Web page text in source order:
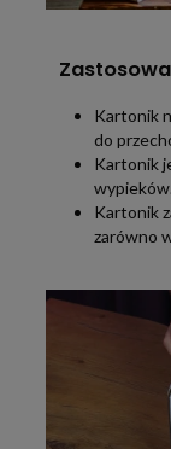
Kartonik
do
Kartonik
wypieków.
Kartonik
zarówno